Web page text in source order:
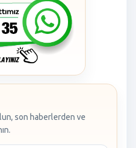
son haberlerden ve